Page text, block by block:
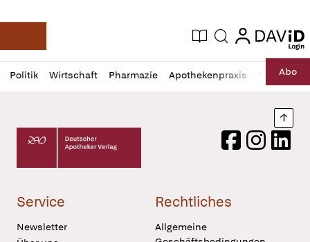
Deutsche Apotheker Zeitung
Aktuelle Ausgabe
Suche login
login
Politik Wirtschaft Pharmazie Apothekenpraxis RechtAbo
Profil
öffnen
Daz
Pur
Deutscher Apotheker Verlag Logo
FacebookInstagram
Service
Newsletter
Rechtliches
Allgemeine